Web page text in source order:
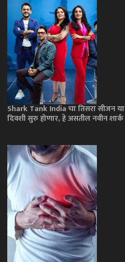
Shark Tank India चा तिसरा सीजन या
दिवशी सुरु होणार, हे असतील नवीन शार्क